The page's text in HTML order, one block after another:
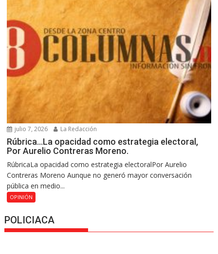
julio 7, 2026 La Redacción
Rúbrica…La opacidad como estrategia electoral,
Por Aurelio Contreras Moreno.
RúbricaLa opacidad como estrategia electoralPor Aurelio
Contreras Moreno Aunque no generó mayor conversación
pública en medio...
OPINIÓN
POLICIACA